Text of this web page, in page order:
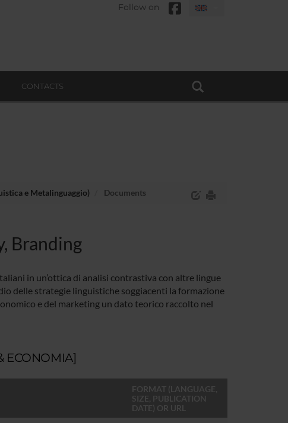
Follow on
CONTACTS
e Metalinguaggio) Documents
Branding
in un’ottica di analisi contrastiva con altre lingue
delle strategie linguistiche soggiacenti la formazione
e del marketing un dato teorico raccolto nel
ECONOMIA]
FORMAT (LANGUAGE,
SIZE, PUBLICATION
DATE) OR URL